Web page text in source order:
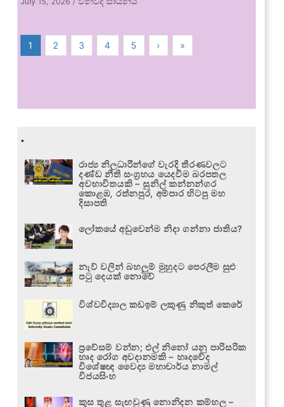
1 2 3 4 5 › »
.
රාජ්‍ය නිලධාරීන්ගේ වැරදි තීරණවලට
දණ්ඩ නීති සංග්‍රහය යෙදවීම බරපතල
අවභාවිතයකි – සුනිල් කන්නන්ගර
කොළඹ, රත්නපුර, අම්පාර හිටපු මහ
දිසාපති
ලෝකයේ අඩුවෙන්ම නිදා ගන්නා ජාතිය?
නැව් වලින් බහලුම් මුහුදට පෙරලීම සුළු
පටු දෙයක් නොවේ
විශ්වවිද්‍යාල කඩඉම් ලකුණු නිකුත් කෙරේ
ප්‍රවේසම් වන්න; එල් නිනෝ යනු පාරිසරික
හෘද රෝග අවදානමකි – හෘදවේද
විශේෂඥ වෛද්‍ය මහාචාර්ය නාමල්
විජයසිංහ
කුස තුළ සැඟවුණු නොනිදන කම්හල –